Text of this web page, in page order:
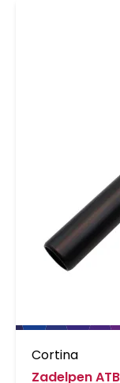
Cortina
Zadelpen